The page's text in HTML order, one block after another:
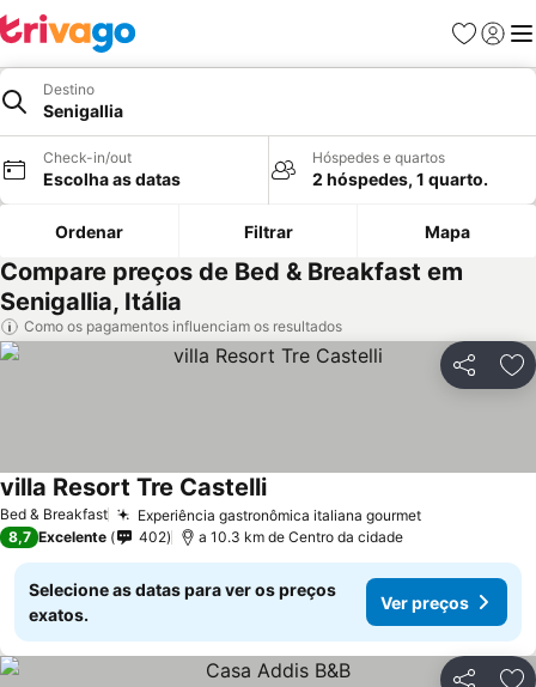
Favoritos
Iniciar
Destino
Senigallia
Check-in/out
Escolha as datas
Hóspedes e quartos
2 hóspedes, 1 quarto.
Ordenar Filtrar Mapa
Compare preços de Bed & Breakfast em
Senigallia, Itália
Como os pagamentos influenciam os resultados
Partilhar
Bed & Breakfast Experiência gastronômica italiana gourmet
villa Resort Tre Castelli
8,7 Excelente 402 a 10.3 km de Centro da cidade
Selecione as datas para ver os preços
exatos.
Ver preços